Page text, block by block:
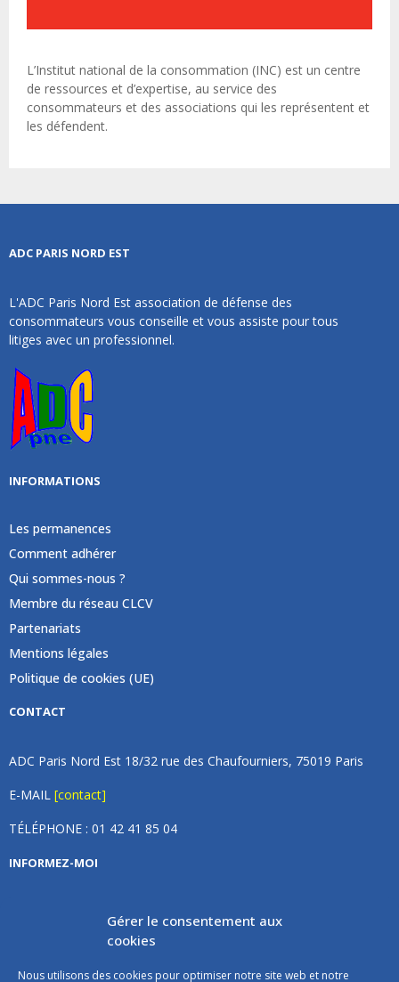
Gérer le consentement aux
cookies
Nous utilisons des cookies pour optimiser notre site web et notre
L’Institut national de la consommation (INC) est un centre
de ressources et d’expertise, au service des
consommateurs et des associations qui les représentent et
les défendent.
ADC PARIS NORD EST
L'ADC Paris Nord Est association de défense des
consommateurs vous conseille et vous assiste pour tous
litiges avec un professionnel.
INFORMATIONS
Les permanences
Comment adhérer
Qui sommes-nous ?
Membre du réseau CLCV
Partenariats
Mentions légales
Politique de cookies (UE)
CONTACT
ADC Paris Nord Est 18/32 rue des Chaufourniers, 75019 Paris
E-MAIL [contact]
TÉLÉPHONE : 01 42 41 85 04
INFORMEZ-MOI
Inscrivez vous à notre newsletter et recevez une fois par
mois de nos nouvelles, aucun spam (on promet).